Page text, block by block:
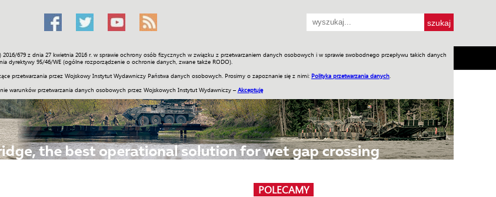
679 z dnia 27 kwietnia 2016 r. w sprawie ochrony osób fizycznych w związku z przetwarzaniem danych osobowych i w sprawie swobodnego przepływu takich danych
dyrektywy 95/46/WE (ogólne rozporządzenie o ochronie danych, zwane także RODO).
przetwarzania przez Wojskowy Instytut Wydawniczy Państwa danych osobowych. Prosimy o zapoznanie się z nimi: Polityka przetwarzania danych
warunków przetwarzania danych osobowych przez Wojskowych Instytut Wydawniczy – Akceptuję
Społeczność Sport Historia Galerie Wideo ENGLISH SKLEP Jednodniówki Praca w WIW
POLECAMY